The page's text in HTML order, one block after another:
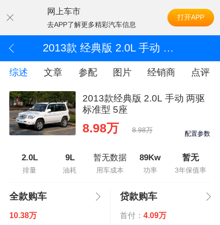
网上车市
去APP了解更多精彩汽车信息
打开APP
2013款 经典版 2.0L 手动 两驱 标准型 5座
综述 文章 参配 图片 经销商 点评
2013款经典版 2.0L 手动 两驱
标准型 5座
8.98万 8.98万 配置参数
2.0L
排量
9L
油耗
暂无数据
用车成本
89Kw
功率
暂无
3年保值率
全款购车
10.38万
贷款购车
首付： 4.09万